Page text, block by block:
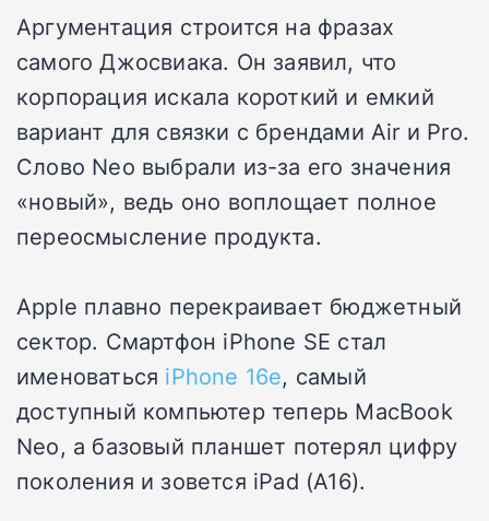
Аргументация строится на фразах
самого Джосвиака. Он заявил, что
корпорация искала короткий и емкий
вариант для связки с брендами Air и Pro.
Слово Neo выбрали из-за его значения
«новый», ведь оно воплощает полное
переосмысление продукта.
Apple плавно перекраивает бюджетный
сектор. Смартфон iPhone SE стал
именоваться iPhone 16e, самый
доступный компьютер теперь MacBook
Neo, а базовый планшет потерял цифру
поколения и зовется iPad (A16).